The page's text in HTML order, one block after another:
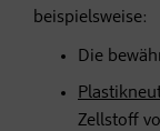
beispielsweise:
Die
Zellstoff